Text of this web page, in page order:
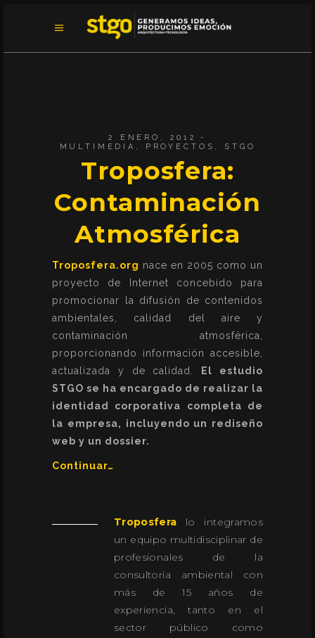
2 ENERO, 2012
MULTIMEDIA , PROYECTOS , STGO
Troposfera:
Contaminación
Atmosférica
Troposfera.org nace en 2005 como un
proyecto de Internet concebido para
promocionar la difusión de contenidos
ambientales, calidad del aire y
contaminación atmosférica,
proporcionando información accesible,
actualizada y de calidad.
El estudio
STGO se ha encargado de realizar la
identidad corporativa completa de
la empresa, incluyendo un rediseño
web y un dossier.
Continuar…
Troposfera lo integramos
un equipo multidisciplinar de
profesionales de la
consultoría ambiental con
más de 15 años de
experiencia, tanto en el
sector público como